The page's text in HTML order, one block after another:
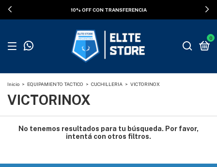
10% OFF CON TRANSFERENCIA
0
Inicio > EQUIPAMIENTO TACTICO > CUCHILLERIA > VICTORINOX
VICTORINOX
No tenemos resultados para tu búsqueda. Por favor,
intentá con otros filtros.